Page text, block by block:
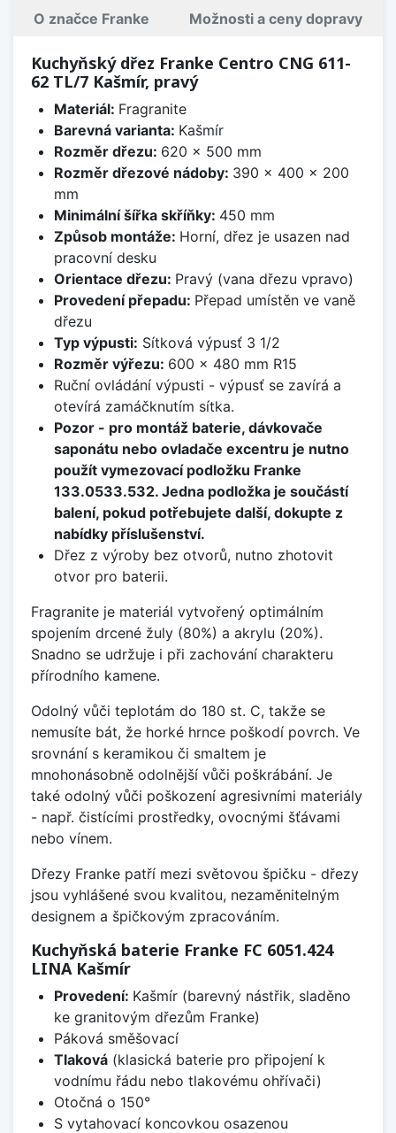
O značce Franke Možnosti a ceny dopravy
Kuchyňský dřez Franke Centro CNG 611-
62 TL/7 Kašmír, pravý
Materiál: Fragranite
Barevná varianta: Kašmír
Rozměr dřezu: 620 x 500 mm
Rozměr dřezové nádoby: 390 x 400 x 200
mm
Minimální šířka skříňky: 450 mm
Způsob montáže: Horní, dřez je usazen nad
pracovní desku
Orientace dřezu: Pravý (vana dřezu vpravo)
Provedení přepadu: Přepad umístěn ve vaně
dřezu
Typ výpusti: Sítková výpusť 3 1/2
Rozměr výřezu: 600 x 480 mm R15
Ruční ovládání výpusti - výpusť se zavírá a
otevírá zamáčknutím sítka.
Pozor - pro montáž baterie, dávkovače
saponátu nebo ovladače excentru je nutno
použít vymezovací podložku Franke
133.0533.532. Jedna podložka je součástí
balení, pokud potřebujete další, dokupte z
nabídky příslušenství.
Dřez z výroby bez otvorů, nutno zhotovit
otvor pro baterii.
Fragranite je materiál vytvořený optimálním
spojením drcené žuly (80%) a akrylu (20%).
Snadno se udržuje i při zachování charakteru
přírodního kamene.
Odolný vůči teplotám do 180 st. C, takže se
nemusíte bát, že horké hrnce poškodí povrch. Ve
srovnání s keramikou či smaltem je
mnohonásobně odolnější vůči poškrábání. Je
také odolný vůči poškození agresivními materiály
- např. čistícími prostředky, ovocnými šťávami
nebo vínem.
Dřezy Franke patří mezi světovou špičku - dřezy
jsou vyhlášené svou kvalitou, nezaměnitelným
designem a špičkovým zpracováním.
Kuchyňská baterie Franke FC 6051.424
LINA Kašmír
Provedení: Kašmír (barevný nástřik, sladěno
ke granitovým dřezům Franke)
Páková směšovací
Tlaková(klasická baterie pro připojení k
vodnímu řádu nebo tlakovému ohřívači)
Otočná o 150°
S vytahovací koncovkou osazenou